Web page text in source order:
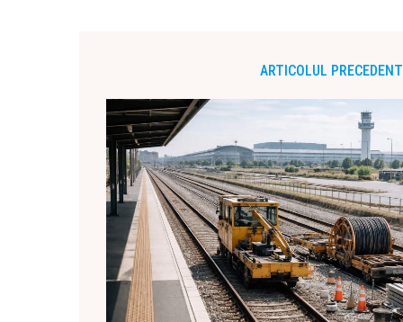
ARTICOLUL PRECEDENT